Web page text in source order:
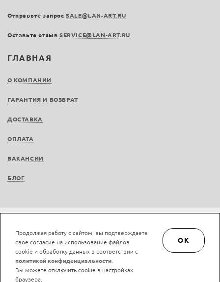
ГЛАВНАЯ
О КОМПАНИИ
ГАРАНТИЯ И ВОЗВРАТ
ДОСТАВКА
ОПЛАТА
ВАКАНСИИ
БЛОГ
Отправьте запросSALE@LAN-ART.RU
Оставьте отзыв SERVICE@LAN-ART.RU
Не является публичной офертой © LAN-art.ru, 2013—2026. Все права защищены.
Политика конфиденциальности.
Положение об обработке и защите персональных
данных.
Продолжая работу с сайтом, вы подтверждаете
свое согласие на использование файлов
cookie и обработку данных в соответствии с
политикой конфиденциальности
Вы можете отключить cookie в настройках
браузера.
OK